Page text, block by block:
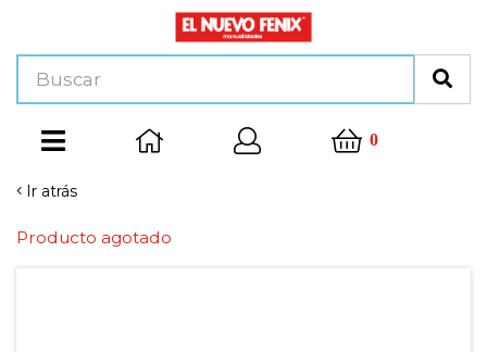
0
Ir atrás
Producto agotado